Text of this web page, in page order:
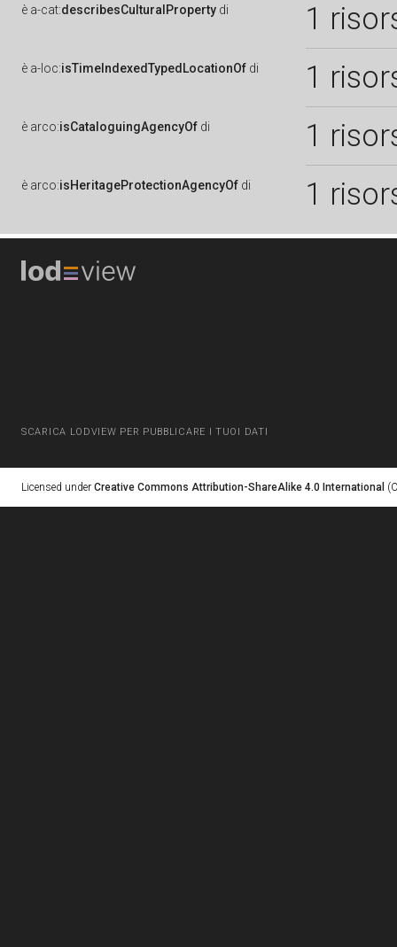
è a-cat:describesCulturalProperty di 1
è a-loc:isTimeIndexedTypedLocationOf di 1
è arco:isCataloguingAgencyOf di 1
è arco:isHeritageProtectionAgencyOf di 1
SCARICA LODVIEW PER PUBBLICARE I TUOI DATI
Licensed under Creative Commons Attribution-ShareAlike 4.0 International